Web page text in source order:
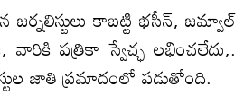
కాబట్టి భసీన్, జమ్వాల్
పత్రికా స్వేచ్ఛ లభించలేదు,.
జాతి ప్రమాదంలో పడుతోంది.